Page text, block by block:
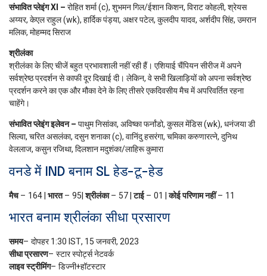
संभावित प्लेइंग XI –रोहित शर्मा (c), शुभमन गिल/ईशान किशन, विराट कोहली, श्रेयस
अय्यर, केएल राहुल (wk), हार्दिक पंड्या, अक्षर पटेल, कुलदीप यादव, अर्शदीप सिंह, उमरान
मलिक, मोहम्मद सिराज
श्रीलंका
श्रीलंका के लिए चीजें बहुत प्रभावशाली नहीं रही हैं। एशियाई चैंपियन सीरीज में अपने
सर्वश्रेष्ठ प्रदर्शन से काफी दूर दिखाई दी। लेकिन, वे सभी खिलाड़ियों को अपना सर्वश्रेष्ठ
प्रदर्शन करने का एक और मौका देने के लिए तीसरे एकदिवसीय मैच में अपरिवर्तित रहना
चाहेंगे।
संभावित प्लेइंग इलेवन –पाथुम निसांका, अविष्का फर्नांडो, कुसल मेंडिस (wk), धनंजया डी
सिल्वा, चरित असलंका, दसुन शनाका (c), वानिंदु हसरंगा, चमिका करुणारत्ने, दुनिथ
वेललाज, कसुन रजिथा, दिलशान मदुशंका/लाहिरू कुमारा
वनडे में IND बनाम SL हेड-टू-हेड
मैच– 164 |भारत– 95|श्रीलंका– 57 |टाई– 01 |कोई परिणाम नहीं– 11
भारत बनाम श्रीलंका सीधा प्रसारण
समय– दोपहर 1:30 IST, 15 जनवरी, 2023
सीधा प्रसारण– स्टार स्पोर्ट्स नेटवर्क
लाइव स्ट्रीमिंग– डिज्नी+हॉटस्टार